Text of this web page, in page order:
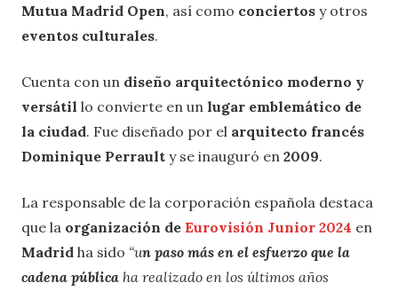
Mutua Madrid Open, así como conciertos y otros
eventos culturales.
Cuenta con un diseño arquitectónico moderno y
versátil lo convierte en un lugar emblemático de
la ciudad. Fue diseñado por el arquitecto francés
Dominique Perrault y se inauguró en 2009.
La responsable de la corporación española destaca
que la organización de Eurovisión Junior 2024 en
Madrid ha sido “un paso más en el esfuerzo que la
cadena pública ha realizado en los últimos años